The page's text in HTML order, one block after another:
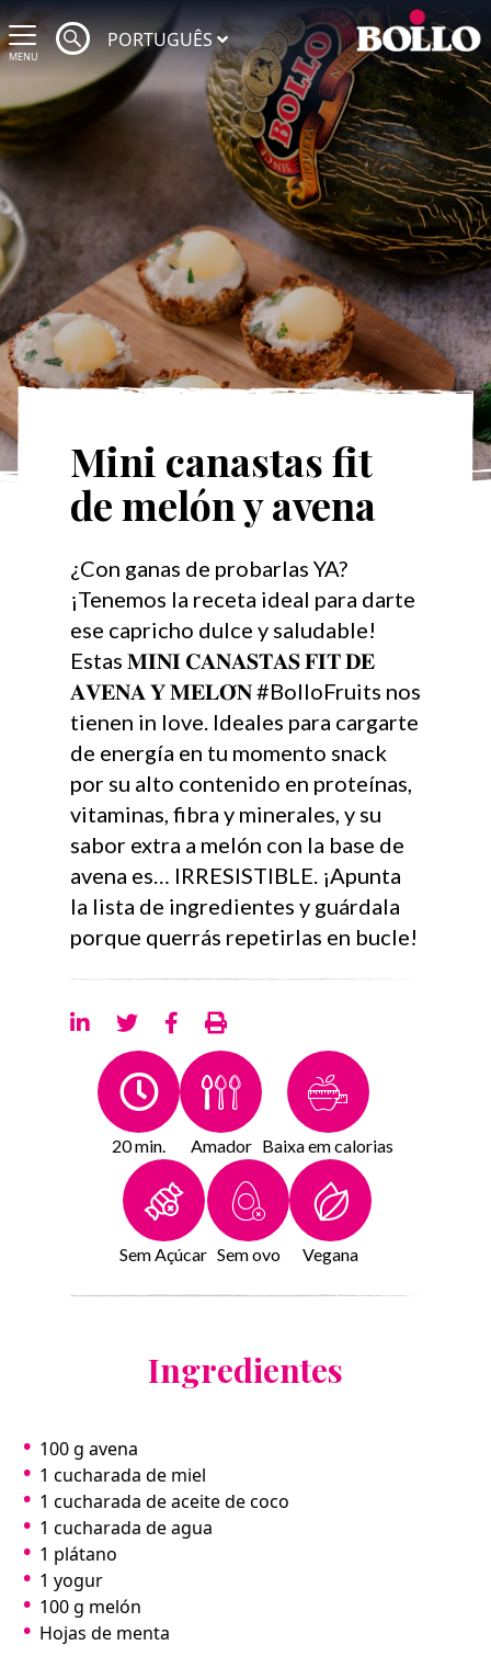
MENU
PORTUGUÊS
Mini canastas fit
de melón y avena
¿Con ganas de probarlas YA?
¡Tenemos la receta ideal para darte
ese capricho dulce y saludable!
Estas 𝐌𝐈𝐍𝐈 𝐂𝐀𝐍𝐀𝐒𝐓𝐀𝐒 𝐅𝐈𝐓 𝐃𝐄
𝐀𝐕𝐄𝐍𝐀 𝐘 𝐌𝐄𝐋𝐎́𝐍 #BolloFruits nos
tienen in love. Ideales para cargarte
de energía en tu momento snack
por su alto contenido en proteínas,
vitaminas, fibra y minerales, y su
sabor extra a melón con la base de
avena es… IRRESISTIBLE. ¡Apunta
la lista de ingredientes y guárdala
porque querrás repetirlas en bucle!
20 min. Amador Baixa em calorias
Sem Açúcar Sem ovo Vegana
Ingredientes
100 g avena
1 cucharada de miel
1 cucharada de aceite de coco
1 cucharada de agua
1 plátano
1 yogur
100 g melón
Hojas de menta